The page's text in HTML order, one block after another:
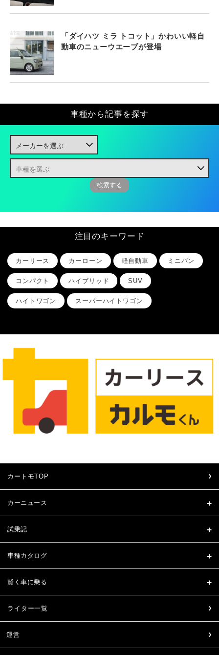
「ダイハツ ミラ トコット」かわいい軽自
動車のニューウエーブが登場
車種から記事を探す
注目のキーワード
カーリース カーローン 軽自動車 ミニバン
コンパクト ハイブリッド SUV
ハイトワゴン スーパーハイトワゴン
カートモTOP
カーニュース
試乗記
車種カタログ
賢く車に乗る
ライター一覧
運営